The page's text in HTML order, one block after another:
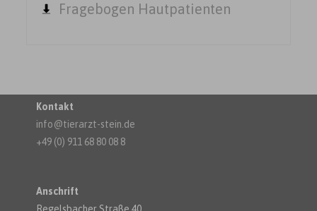
Fragebogen Hautpatienten
Kontakt
info@tierarzt-stein.de
+49 (0) 911 68 80 08 8
Anschrift